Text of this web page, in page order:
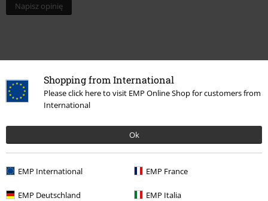
Shopping from International
Please click here to visit EMP Online Shop for customers from
International
Ok
EMP International EMP France
EMP Deutschland EMP Italia
Napisz opinię
Więcej kategorii. Więcej możliwości.